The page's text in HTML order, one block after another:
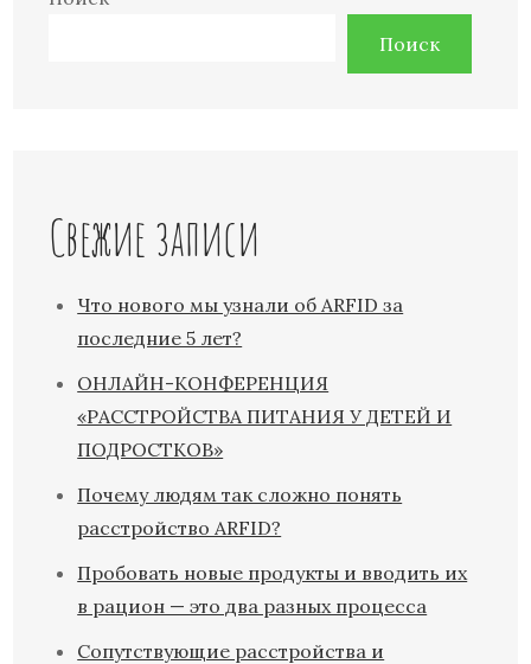
Поиск
Свежие записи
Что нового мы узнали об ARFID за
последние 5 лет?
ОНЛАЙН-КОНФЕРЕНЦИЯ
«РАССТРОЙСТВА ПИТАНИЯ У ДЕТЕЙ И
ПОДРОСТКОВ»
Почему людям так сложно понять
расстройство ARFID?
Пробовать новые продукты и вводить их
в рацион — это два разных процесса
Сопутствующие расстройства и